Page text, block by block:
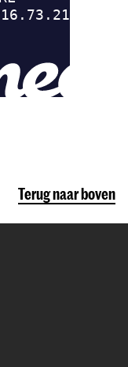
Terug naar boven